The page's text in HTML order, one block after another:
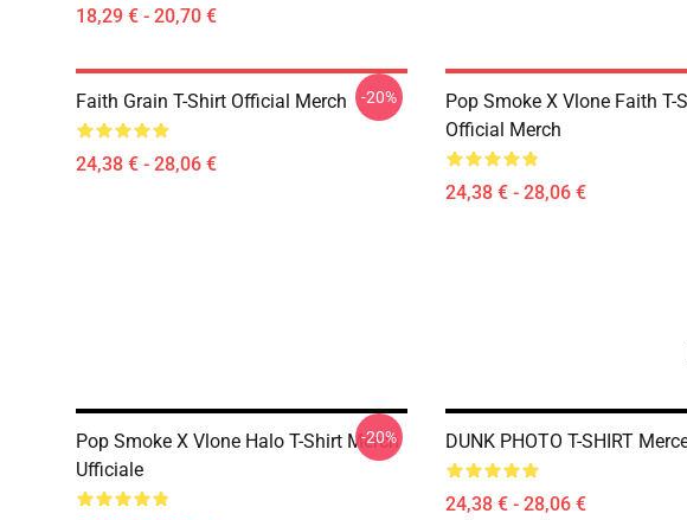
18,29 € - 20,70 €
Faith Grain T-Shirt Official Merch
24,38 € - 28,06 €
-20%
Pop Smoke X Vlone Faith T-
Official Merch
24,38 € - 28,06 €
Pop Smoke X Vlone Halo T-Shirt Merch
Ufficiale
-20% DUNK PHOTO T-SHIRT
24,38 € - 28,06 €